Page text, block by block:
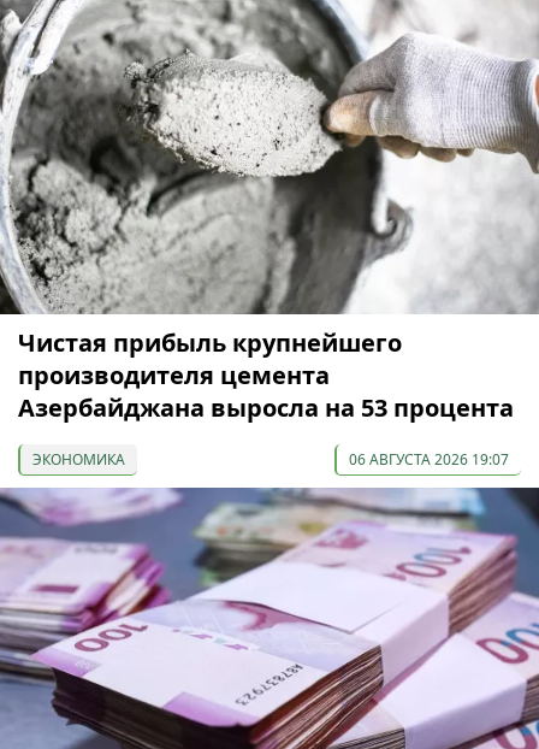
Чистая прибыль крупнейшего
производителя цемента
Азербайджана выросла на 53 процента
ЭКОНОМИКА 06 АВГУСТА 2026 19:07